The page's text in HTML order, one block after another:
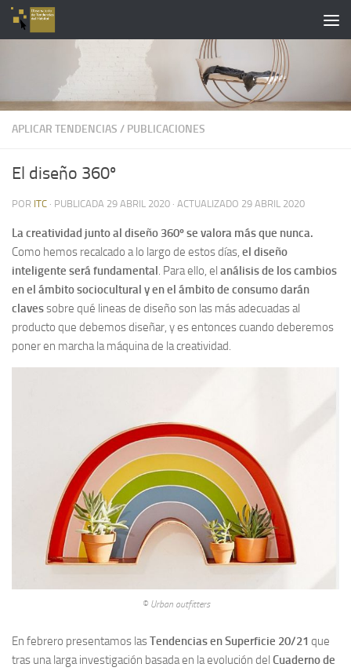
Saltar al contenido
APLICAR TENDENCIAS / PUBLICACIONES
El diseño 360º
POR ITC · PUBLICADA 29 ABRIL 2020 · ACTUALIZADO 29 ABRIL 2020
La creatividad junto al diseño 360º se valora más que nunca.
Como hemos recalcado a lo largo de estos días, el diseño
inteligente será fundamental. Para ello, el análisis de los cambios
en el ámbito sociocultural y en el ámbito de consumodarán
clavessobre qué lineas de diseño son las más adecuadas al
producto que debemos diseñar, y es entonces cuando deberemos
poner en marcha la máquina de la creatividad.
© Urban outfitters
En febrero presentamos lasTendencias en Superficie 20/21 que
tras una larga investigación basada en la evolución del Cuaderno de